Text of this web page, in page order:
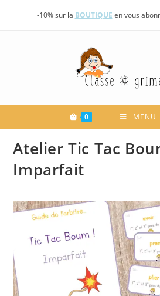
-10% sur la BOUTIQUE en vous
0 MENU
Atelier Tic Tac
Imparfait